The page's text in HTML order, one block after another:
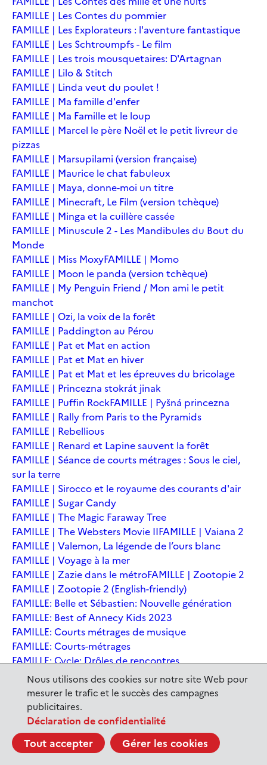
Nous utilisons des cookies sur notre site Web pour
mesurer le trafic et le succès des campagnes
publicitaires.
Déclaration de confidentialité
Tout accepter Gérer les cookies
FAMILLE | Les Contes du pommier
FAMILLE | Les Explorateurs : l'aventure fantastique
FAMILLE | Les Schtroumpfs - Le film
FAMILLE | Les trois mousquetaires: D'Artagnan
FAMILLE | Lilo & Stitch
FAMILLE | Linda veut du poulet !
FAMILLE | Ma famille d'enfer
FAMILLE | Ma Famille et le loup
FAMILLE | Marcel le père Noël et le petit livreur de
pizzas
FAMILLE | Marsupilami (version française)
FAMILLE | Maurice le chat fabuleux
FAMILLE | Maya, donne-moi un titre
FAMILLE | Minecraft, Le Film (version tchèque)
FAMILLE | Minga et la cuillère cassée
FAMILLE | Minuscule 2 - Les Mandibules du Bout du
Monde
FAMILLE | Miss MoxyFAMILLE | Momo
FAMILLE | Moon le panda (version tchèque)
FAMILLE | My Penguin Friend / Mon ami le petit
manchot
FAMILLE | Ozi, la voix de la forêt
FAMILLE | Paddington au Pérou
FAMILLE | Pat et Mat en action
FAMILLE | Pat et Mat en hiver
FAMILLE | Pat et Mat et les épreuves du bricolage
FAMILLE | Princezna stokrát jinak
FAMILLE | Puffin RockFAMILLE | Pyšná princezna
FAMILLE | Rally from Paris to the Pyramids
FAMILLE | Rebellious
FAMILLE | Renard et Lapine sauvent la forêt
FAMILLE | Séance de courts métrages : Sous le ciel,
sur la terre
FAMILLE | Sirocco et le royaume des courants d'air
FAMILLE | Sugar Candy
FAMILLE | The Magic Faraway Tree
FAMILLE | The Websters Movie IIFAMILLE | Vaiana 2
FAMILLE | Valemon, La légende de l’ours blanc
FAMILLE | Voyage à la mer
FAMILLE | Zazie dans le métroFAMILLE | Zootopie 2
FAMILLE | Zootopie 2 (English-friendly)
FAMILLE: Belle et Sébastien: Nouvelle génération
FAMILLE: Best of Annecy Kids 2023
FAMILLE: Courts métrages de musique
FAMILLE: Courts-métrages
FAMILLE: Cycle: Drôles de rencontres
FAMILLE: En sortant de l'école - Andrée Chedid
FAMILLE: Ernest et Célestine: Le voyage en Charabie
FAMILLE: Festival International du court métrage
Clermont-Ferrand
FAMILLE: Kina et Yuk, renards de la banquise
FAMILLE: La Pat' Patrouille : La Super Patrouille, le film